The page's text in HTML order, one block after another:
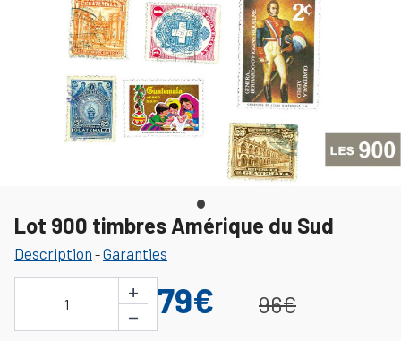
Lot 900 timbres Amérique du Sud
Description -Garanties
1
+
−
79€ 96€